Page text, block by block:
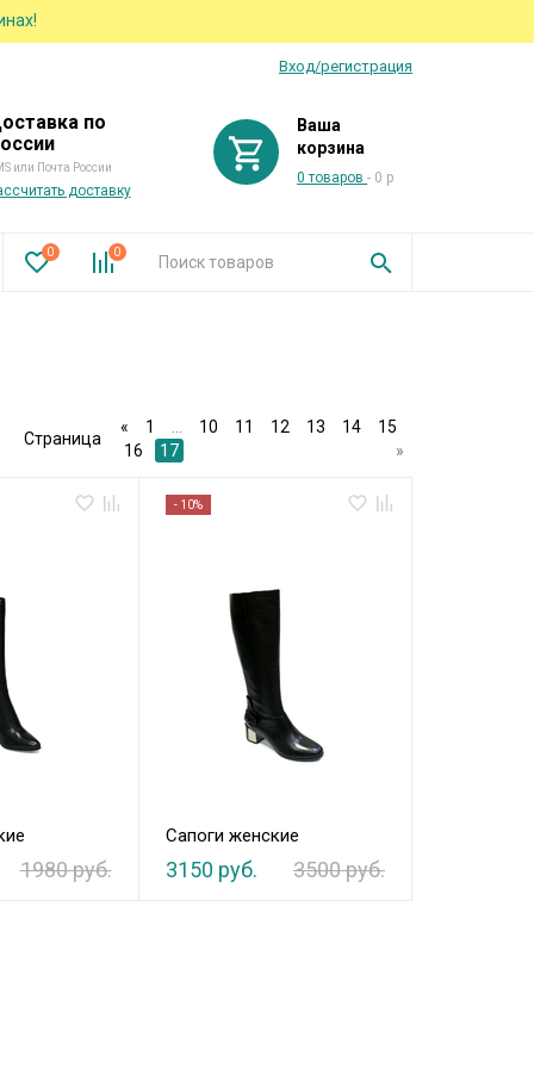
Вход/регистрация
по
или Почта России
доставку
Ваша
корзина
0 товаров- 0 р
0 0
Страница
« 1 10 11 12 13 14
15
16
17 »
1980 руб.
- 10%
Сапоги женские
3150 руб. 3500 руб.